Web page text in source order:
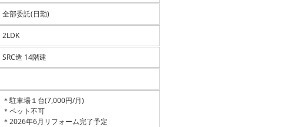
全部委託(日勤)
2LDK
SRC造 14階建
＊駐車場１台(7,000円/月)
＊ペット不可
＊2026年6月リフォーム完了予定